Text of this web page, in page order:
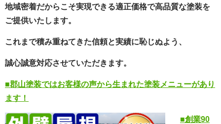
地域密着だからこそ実現できる適正価格で高品質な塗装を
ご提供いたします。
これまで積み重ねてきた信頼と実績に恥じぬよう、
誠心誠意対応させていただきます。
■郡山塗装ではお客様の声から生まれた塗装メニューがあり
ます！
■創業90